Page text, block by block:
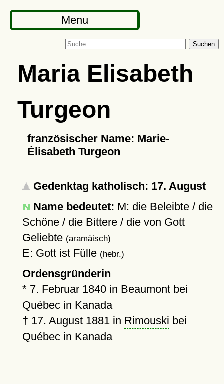
Menu
Suchen
Maria Elisabeth
Turgeon
französischer Name: Marie-
Élisabeth Turgeon
Gedenktag katholisch: 17. August
Name bedeutet: M: die Beleibte / die
Schöne / die Bittere / die von Gott
Geliebte (aramäisch)
E: Gott ist Fülle (hebr.)
Ordensgründerin
* 7. Februar 1840in Beaumontbei
Québec in Kanada
† 17. August 1881in Rimouski bei
Québec in Kanada